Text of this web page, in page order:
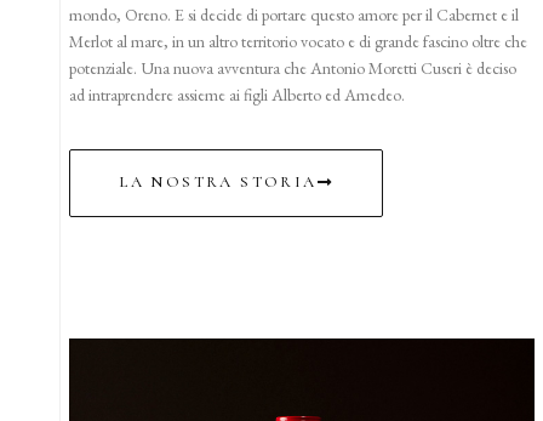
mondo, Oreno. E si decide di portare questo amore per il Cabernet e il
Merlot al mare, in un altro territorio vocato e di grande fascino oltre che
potenziale. Una nuova avventura che Antonio Moretti Cuseri è deciso
ad intraprendere assieme ai figli Alberto ed Amedeo.
LA NOSTRA STORIA